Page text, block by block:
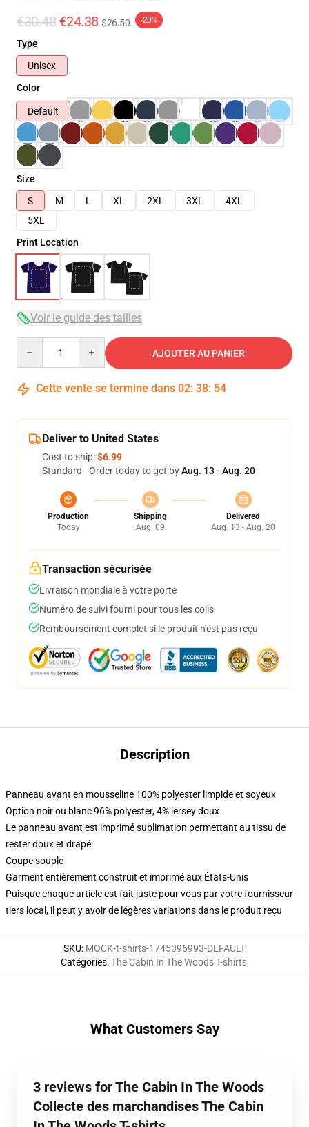
€30.48 €24.38 $26.50 -20%
Type
Unisex
Color
Default
Size
S
M L XL 2XL 3XL
4XL
5XL
Print Location
Voir le guide des tailles
AJOUTER AU PANIER
Cette vente se termine dans 02: 38: 54
Deliver to United States
Cost to ship:$6.99
Standard - Order today to get byAug. 13 - Aug. 20
Production
Today
Shipping
Aug. 09
Delivered
Aug. 13 - Aug. 20
Transaction sécurisée
Livraison mondiale à votre porte
Numéro de suivi fourni pour tous les colis
Remboursement complet si le produit n'est pas reçu
Description
Panneau avant en mousseline 100% polyester limpide et soyeux
Option noir ou blanc 96% polyester, 4% jersey doux
Le panneau avant est imprimé sublimation permettant au tissu de
rester doux et drapé
Coupe souple
Garment entièrement construit et imprimé aux États-Unis
Puisque chaque article est fait juste pour vous par votre fournisseur
tiers local, il peut y avoir de légères variations dans le produit reçu
SKU: MOCK-t-shirts-1745396993-DEFAULT
Catégories:The Cabin In The Woods T-shirts,
What Customers Say
3 reviews for The Cabin In The Woods
Collecte des marchandises The Cabin